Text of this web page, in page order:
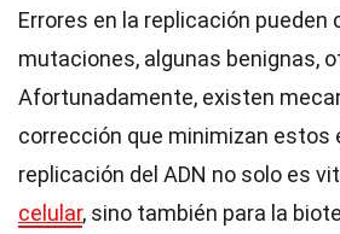
Errores en la replicación pueden
mutaciones, algunas benignas,
Afortunadamente, existen
corrección que minimizan estos
replicación del ADN no solo es
celular, sino también para la